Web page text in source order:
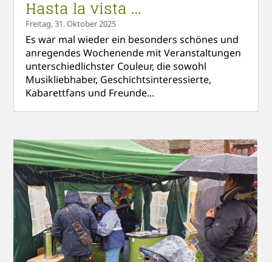
Hasta la vista …
Freitag, 31. Oktober 2025
Es war mal wieder ein besonders schönes und
anregendes Wochenende mit Veranstaltungen
unterschiedlichster Couleur, die sowohl
Musikliebhaber, Geschichtsinteressierte,
Kabarettfans und Freunde...